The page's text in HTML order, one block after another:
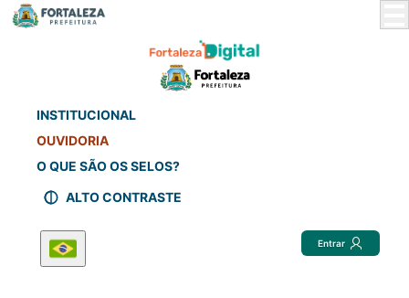
INSTITUCIONAL
OUVIDORIA
O QUE SÃO OS SELOS?
ALTO CONTRASTE
Entrar